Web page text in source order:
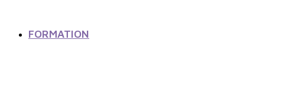
FORMATION